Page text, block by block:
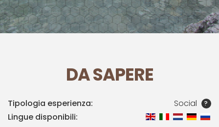
DA SAPERE
Tipologia esperienza: Social ?
Lingue disponibili: